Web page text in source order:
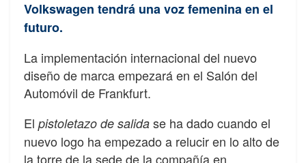
Volkswagen tendrá una voz femenina en el
futuro.
La implementación internacional del nuevo
diseño de marca empezará en el Salón del
Automóvil de Frankfurt.
El pistoletazo de salida se ha dado cuando el
nuevo logo ha empezado a relucir en lo alto de
la torre de la sede de la compañía en